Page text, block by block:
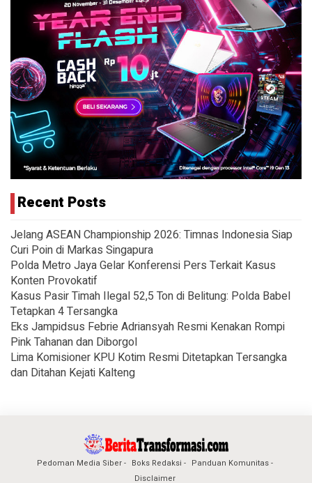
Recent Posts
Jelang ASEAN Championship 2026: Timnas Indonesia Siap
Curi Poin di Markas Singapura
Polda Metro Jaya Gelar Konferensi Pers Terkait Kasus
Konten Provokatif
Kasus Pasir Timah Ilegal 52,5 Ton di Belitung: Polda Babel
Tetapkan 4 Tersangka
Eks Jampidsus Febrie Adriansyah Resmi Kenakan Rompi
Pink Tahanan dan Diborgol
Lima Komisioner KPU Kotim Resmi Ditetapkan Tersangka
dan Ditahan Kejati Kalteng
Pedoman Media Siber Boks Redaksi
Panduan Komunitas
Disclaimer